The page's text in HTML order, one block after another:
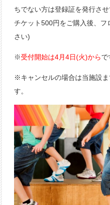
ちでない方は登録証を発行さ
チケット500円をご購入後、
さい)
※受付開始は4月4日(火)から
※キャンセルの場合は当施設
す。